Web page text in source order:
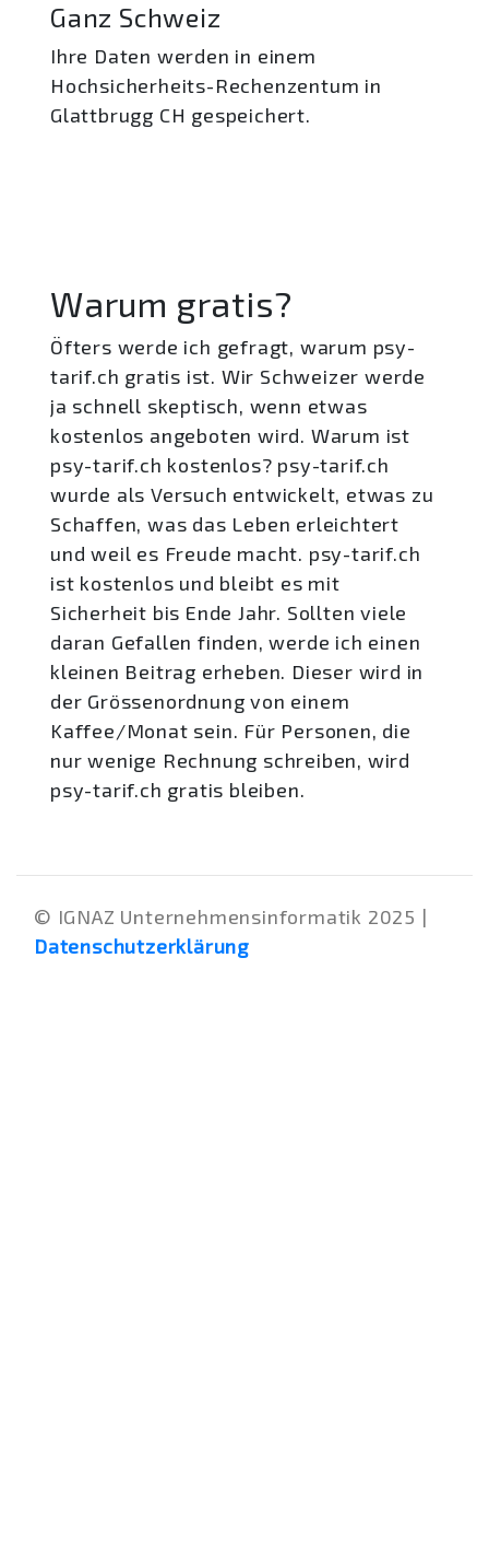
Ganz Schweiz
Ihre Daten werden in einem
Hochsicherheits-Rechenzentum in
Glattbrugg CH gespeichert.
Warum gratis?
Öfters werde ich gefragt, warum psy-
tarif.ch gratis ist. Wir Schweizer werde
ja schnell skeptisch, wenn etwas
kostenlos angeboten wird. Warum ist
psy-tarif.ch kostenlos? psy-tarif.ch
wurde als Versuch entwickelt, etwas zu
Schaffen, was das Leben erleichtert
und weil es Freude macht. psy-tarif.ch
ist kostenlos und bleibt es mit
Sicherheit bis Ende Jahr. Sollten viele
daran Gefallen finden, werde ich einen
kleinen Beitrag erheben. Dieser wird in
der Grössenordnung von einem
Kaffee/Monat sein. Für Personen, die
nur wenige Rechnung schreiben, wird
psy-tarif.ch gratis bleiben.
© IGNAZ Unternehmensinformatik 2025 |
Datenschutzerklärung